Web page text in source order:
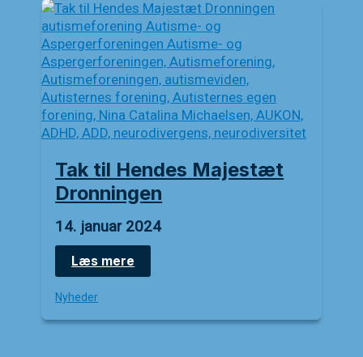
Tak til Hendes Majestæt
Dronningen
14. januar 2024
Tak
til
Hendes
Majestæt
Dronningen
Læs mere
Nyheder